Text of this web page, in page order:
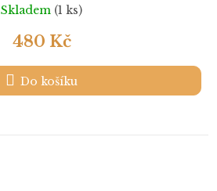
Skladem (1 ks)
480 Kč
Do košíku